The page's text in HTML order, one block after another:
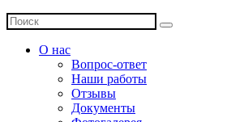
О нас
Вопрос-ответ
Наши работы
Отзывы
Документы